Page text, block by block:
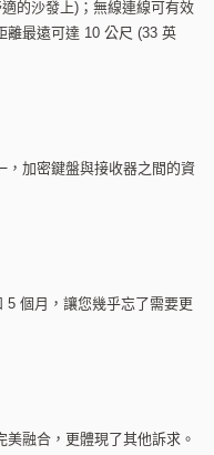
的沙發上)；無線連線可有效
離最遠可達 10 公尺 (33 英
，加密鍵盤與接收器之間的資
5 個月，讓您幾乎忘了需要更
融合，更體現了其他訴求。